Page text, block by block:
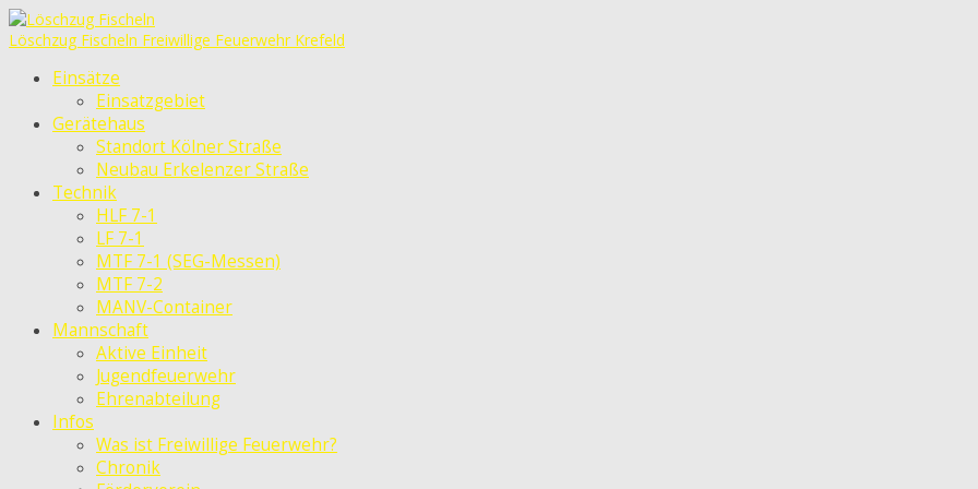
Löschzug Fischeln Freiwillige Feuerwehr Krefeld
Einsätze
Einsatzgebiet
Gerätehaus
Standort Kölner Straße
Neubau Erkelenzer Straße
Technik
HLF 7-1
LF 7-1
MTF 7-1 (SEG-Messen)
MTF 7-2
MANV-Container
Mannschaft
Aktive Einheit
Jugendfeuerwehr
Ehrenabteilung
Infos
Was ist Freiwillige Feuerwehr?
Chronik